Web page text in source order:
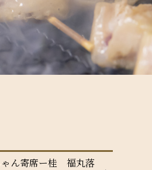
ん寄席ー桂 福丸落